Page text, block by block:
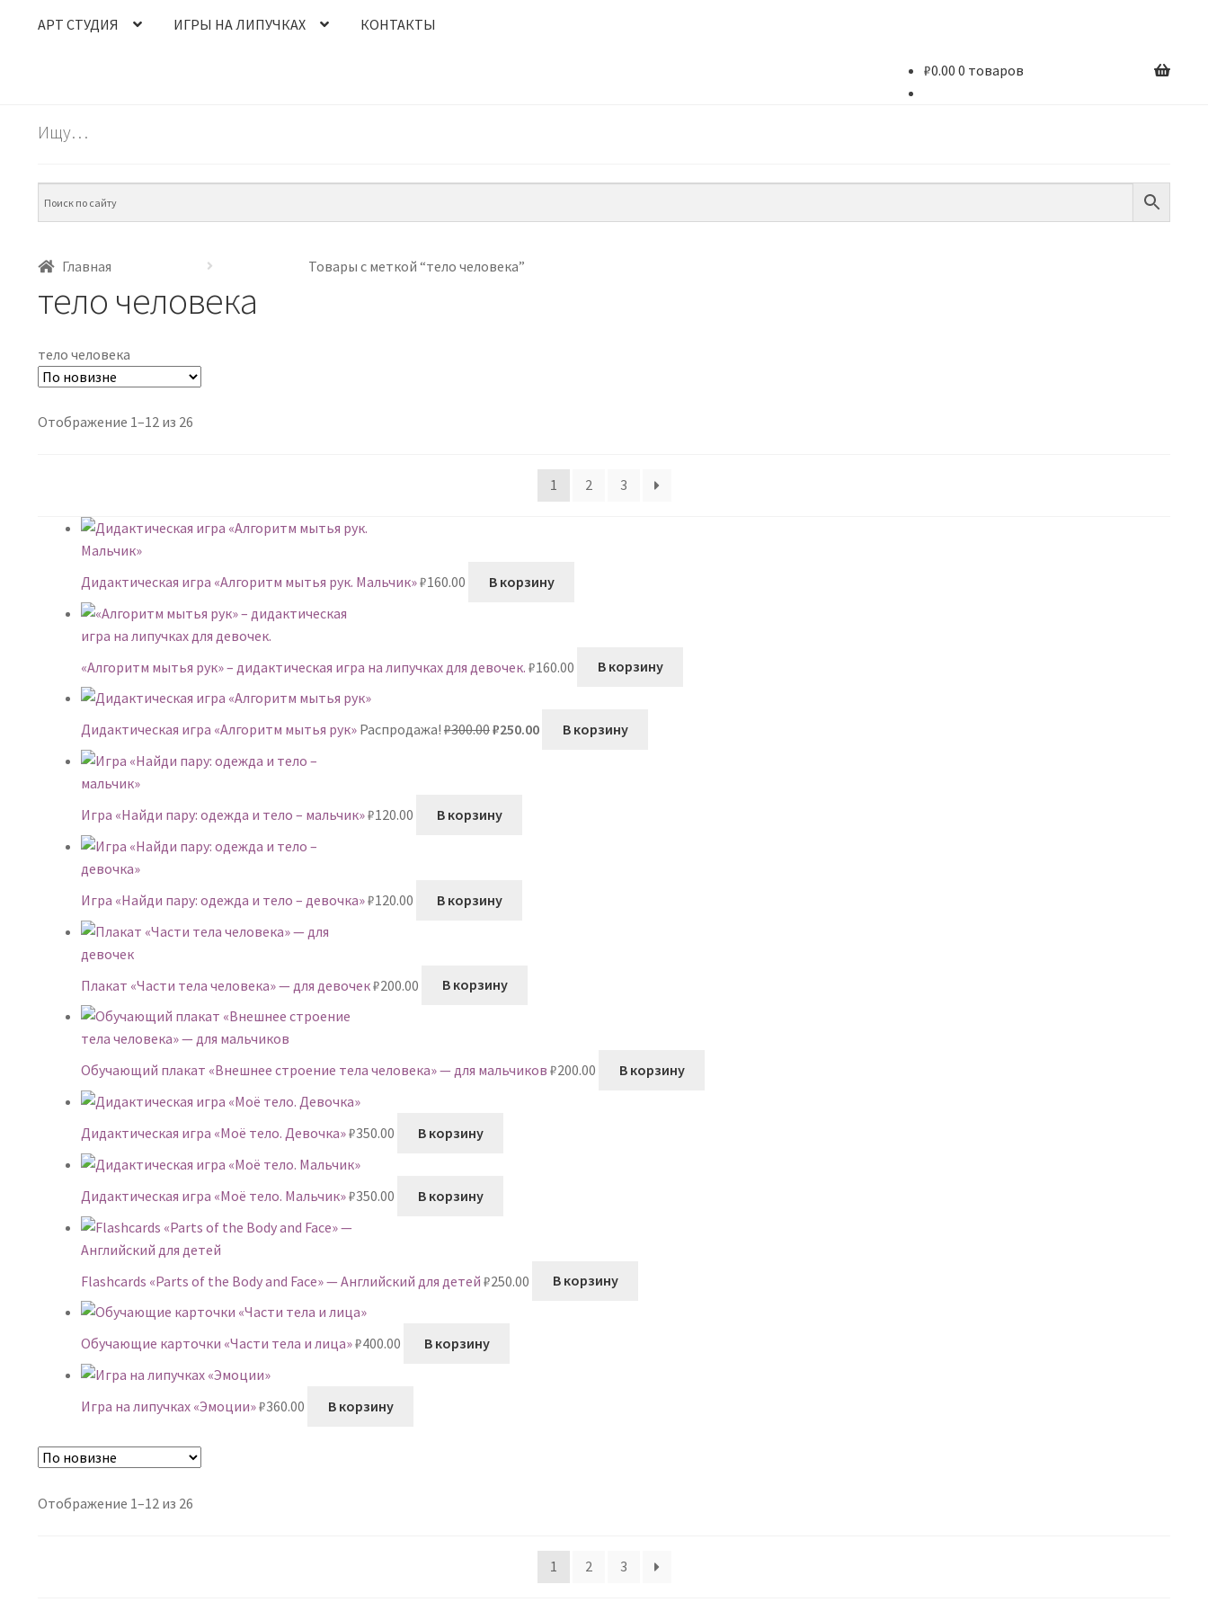
АРТ СТУДИЯ ИГРЫ НА ЛИПУЧКАХ КОНТАКТЫ
₽0.00 0 товаров
Ищу…
Главная Товары с меткой “тело человека”
тело человека
тело человека
Отображение 1–12 из 26Сортировка:
1
2 3
Дидактическая игра «Алгоритм мытья рук. Мальчик»₽160.00 В корзину
«Алгоритм мытья рук» – дидактическая игра на липучках для девочек. ₽160.00 В корзину
Дидактическая игра «Алгоритм мытья рук» Распродажа! ₽300.00₽250.00 В корзину
Игра «Найди пару: одежда и тело – мальчик»₽120.00 В корзину
Игра «Найди пару: одежда и тело – девочка»₽120.00 В корзину
Плакат «Части тела человека» — для девочек₽200.00 В корзину
Обучающий плакат «Внешнее строение тела человека» — для мальчиков ₽200.00 В корзину
Дидактическая игра «Моё тело. Девочка»₽350.00 В корзину
Дидактическая игра «Моё тело. Мальчик»₽350.00 В корзину
Flashcards «Parts of the Body and Face» — Английский для детей ₽250.00 В корзину
Обучающие карточки «Части тела и лица»₽400.00 В корзину
Игра на липучках «Эмоции»₽360.00 В корзину
Отображение 1–12 из 26Сортировка:
1
2 3